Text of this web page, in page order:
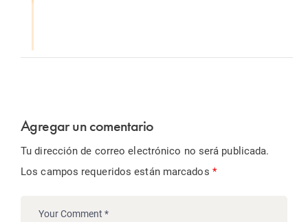
Agregar un comentario
Tu dirección de correo electrónico no será publicada.
Los campos requeridos están marcados *